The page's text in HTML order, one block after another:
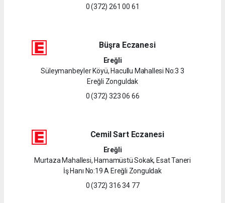
0 (372) 261 00 61
Büşra Eczanesi
Ereğli
Süleymanbeyler Köyü, Hacullu Mahallesi No:3 3
Ereğli Zonguldak
0 (372) 323 06 66
Cemil Sart Eczanesi
Ereğli
Murtaza Mahallesi, Hamamüstü Sokak, Esat Taneri
İş Hanı No:19 A Ereğli Zonguldak
0 (372) 316 34 77